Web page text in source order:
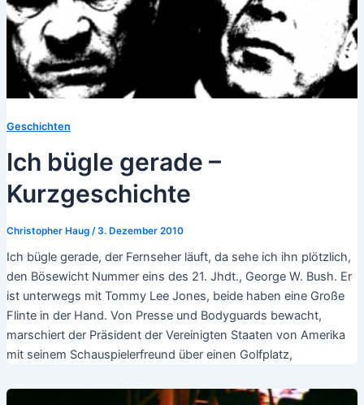
Geschichten
Ich bügle gerade –
Kurzgeschichte
Christopher Haug /3. Dezember 2010
Ich bügle gerade, der Fernseher läuft, da sehe ich ihn plötzlich,
den Bösewicht Nummer eins des 21. Jhdt., George W. Bush. Er
ist unterwegs mit Tommy Lee Jones, beide haben eine Große
Flinte in der Hand. Von Presse und Bodyguards bewacht,
marschiert der Präsident der Vereinigten Staaten von Amerika
mit seinem Schauspielerfreund über einen Golfplatz,